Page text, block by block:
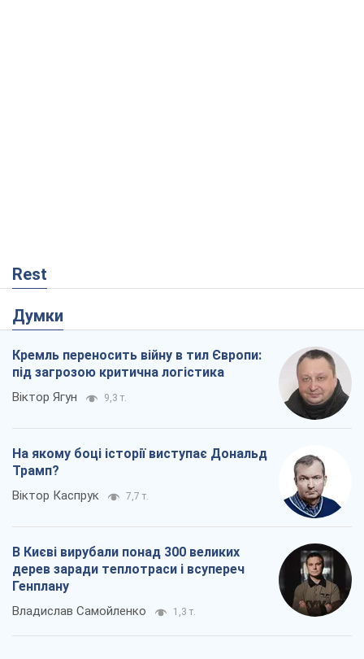
Rest
Думки
Кремль переносить війну в тил Європи:
під загрозою критична логістика
Віктор Ягун 9,3 т.
На якому боці історії виступає Дональд
Трамп?
Віктор Каспрук 7,7 т.
В Києві вирубали понад 300 великих
дерев заради теплотраси і всупереч
Генплану
Владислав Самойленко 1,3 т.